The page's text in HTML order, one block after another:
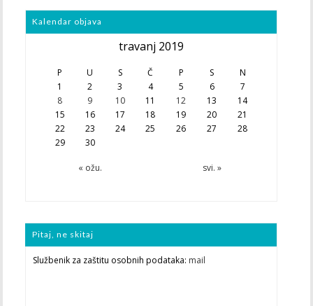
Kalendar objava
travanj 2019
P U S Č P S N
« ožu. svi. »
1 2 3 4 5 6
7
8
9 10 11 12 13
14
15
16 17 18 19 20
21
22
23 24 25 26 27
28
29
30
Pitaj, ne skitaj
Službenik za zaštitu osobnih podataka: mail